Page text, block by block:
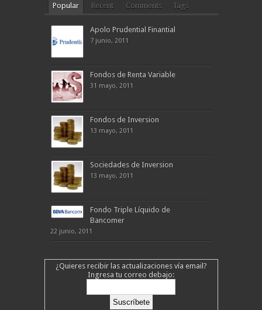
Popular Recent Comments Tags
Apolo Prudential Finantial
7 junio, 2011
Fondos de Renta Variable
31 mayo, 2011
Fondos de Inversion
13 mayo, 2011
Sociedades de Inversion
13 mayo, 2011
Fondo Triple Líquido de
Bancomer
22 junio, 2011
¿Quieres recibir las actualizaciones vía email?
Ingresa tu correo debajo: